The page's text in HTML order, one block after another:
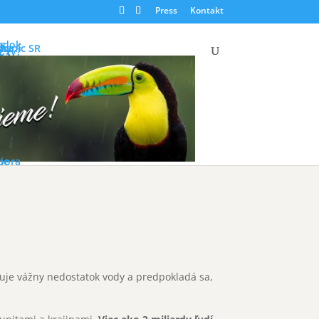
Press Kontakt
SR
ty?
vážny nedostatok vody a predpokladá sa,